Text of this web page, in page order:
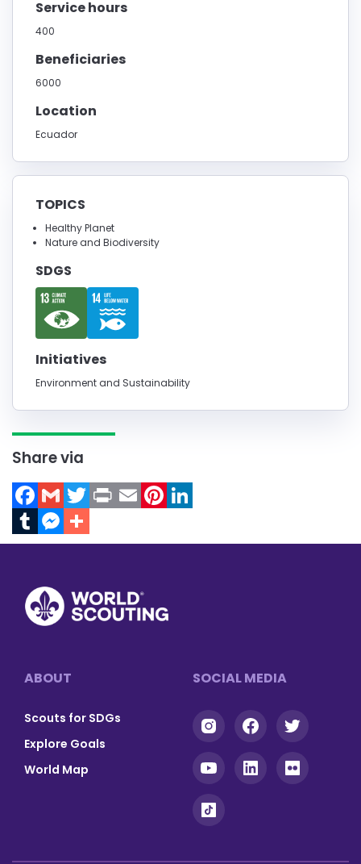
Service hours
400
Beneficiaries
6000
Location
Ecuador
TOPICS
Healthy Planet
Nature and Biodiversity
SDGS
Initiatives
Environment and Sustainability
Share via
Facebook
GmailTwitter
TumblrMessenger
Footer
ABOUT
Scouts for SDGs
Explore Goals
World Map
SOCIAL MEDIA